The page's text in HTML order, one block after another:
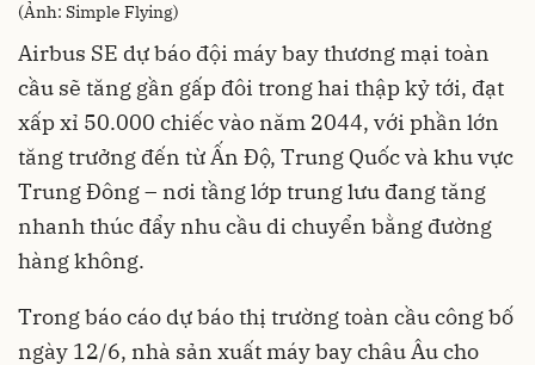
(Ảnh: Simple Flying)
Airbus SE dự báo đội máy bay thương mại toàn
cầu sẽ tăng gần gấp đôi trong hai thập kỷ tới, đạt
xấp xỉ 50.000 chiếc vào năm 2044, với phần lớn
tăng trưởng đến từ Ấn Độ, Trung Quốc và khu vực
Trung Đông – nơi tầng lớp trung lưu đang tăng
nhanh thúc đẩy nhu cầu di chuyển bằng đường
hàng không.
Trong báo cáo dự báo thị trường toàn cầu công bố
ngày 12/6, nhà sản xuất máy bay châu Âu cho